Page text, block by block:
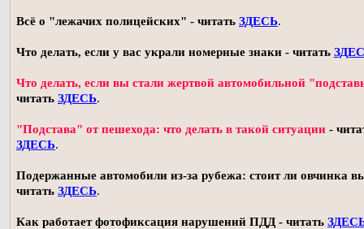
Всё о "лежачих полицейских" - читать ЗДЕСЬ.
Что делать, если у вас украли номерные знаки - читать
Что делать, если вы стали жертвой автомобильной
читать ЗДЕСЬ.
"Подстава" от пешехода: что делать в такой ситуации -
ЗДЕСЬ.
Подержанные автомобили из-за рубежа: стоит ли овчинка
читать ЗДЕСЬ.
Как работает фотофиксация нарушений ПДД - читать